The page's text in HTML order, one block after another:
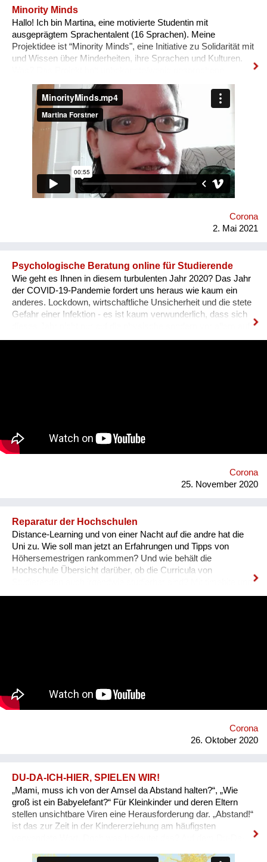
Minority Minds
Hallo! Ich bin Martina, eine motivierte Studentin mit
ausgeprägtem Sprachentalent (16 Sprachen). Meine
Projektidee ist “Minority Minds", eine Initiative zu Solidarität mit
und Wissen über Minderheiten, ihre Sprachen und Kulturen.
Sprachen vor den Vorhang! So hilft es dabei, die Bedeutung
dieser Gruppen zu fördern, Wissen zu erweitern und bietet mit
Sprachkursen eine Qualifizierung für durch die Krise
besonders benachteiligte Gruppen wie Menschen mit
Beeinträchtigung/ältere Menschen. Wie geschieht das? Drei
Teile, eine Wissens-Plattform, eine Service-App & ein
Event/Support-Teil sollen dies ermöglichen! Was ist
neu/anders? Der innovative Ansatz der Verbindung zwischen
Gesellschaft und Wissenschaft zu diesem Thema und der
inklusive Aspekt – das Projekt ist 100% barrierefrei!
Corona
2. Mai 2021
Psychologische Beratung online für Studierende
Wie geht es Ihnen in diesem turbulenten Jahr 2020? Das Jahr
der COVID-19-Pandemie fordert uns heraus wie kaum ein
anderes. Lockdown, wirtschaftliche Unsicherheit und die stete
Gefahr einer Infektion - es ist kaum verwunderlich, dass sich
die mentale Gesundheit auswirkt. Eine besonders betroffene
psychologische Online-Beratung - den Student Helpchat
entwickelt. Im Student Helpchat erhalten Studierende
Corona
25. November 2020
Reparatur der Hochschulen
Distance-Learning und von einer Nacht auf die andre hat die
Uni zu. Wie soll man jetzt an Erfahrungen und Tipps von
Höhersemestrigen rankommen? Und wie behält die
Hochschule Übersicht darüber, ob die Curricula von
Quinn haben wir, ein Team aus 8 motivierten Menschen, die
die eigene persönliche Statistik mit allen relevanten Daten aus
dem Studium. So ermöglicht timebite nicht nur eine Reflexion
Corona
26. Oktober 2020
DU-DA-ICH-HIER, SPIELEN WIR!
„Mami, muss ich von der Amsel da Abstand halten?“, „Wie
groß ist ein Babyelefant?“ Für Kleinkinder und deren Eltern
stellen unsichtbare Viren eine Herausforderung dar. „Abstand!“
ist das zur Zeit in der Kindererziehung am häufigsten